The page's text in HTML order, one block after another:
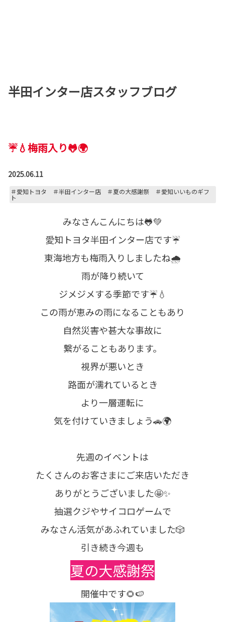
半田インター店スタッフブログ
☔💧梅雨入り🐸🌍
2025.06.11
＃愛知トヨタ ＃半田インター店 ＃夏の大感謝祭 ＃愛知いいものギフ
ト
みなさんこんにちは🐸💚
愛知トヨタ半田インター店です☔
東海地方も梅雨入りしましたね🌧
雨が降り続いて
ジメジメする季節です☔💧
この雨が恵みの雨になることもあり
自然災害や甚大な事故に
繋がることもあります。
視界が悪いとき
路面が濡れているとき
より一層運転に
気を付けていきましょう🚗🌍
先週のイベントは
たくさんのお客さまにご来店いただき
ありがとうございました🤩✨
抽選クジやサイコロゲームで
みなさん活気があふれていました🎲
引き続き今週も
夏の大感謝祭
開催中です🌻🍉